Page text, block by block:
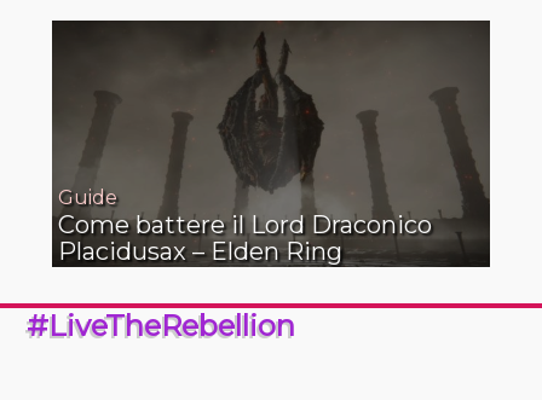
Guide
Come battere il Lord Draconico
Placidusax – Elden Ring
#LiveTheRebellion